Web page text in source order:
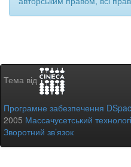
Тема від
Програмне забезпечення
2005 Массачусетський
Зворотний зв’язок